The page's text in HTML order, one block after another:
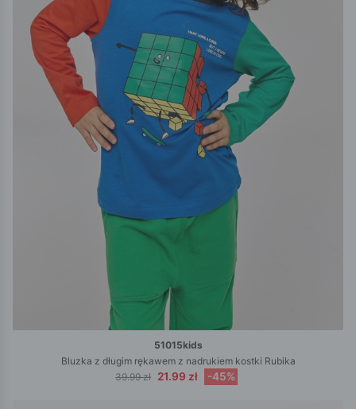
51015kids
Bluzka z długim rękawem z nadrukiem kostki Rubika
39.99 zł 21.99 zł -45%